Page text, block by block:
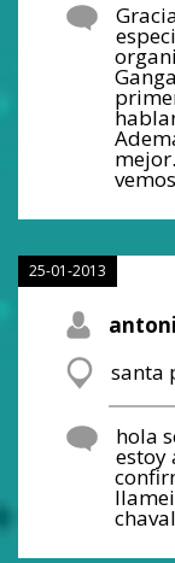
25-01-2013
santa
hola
estoy